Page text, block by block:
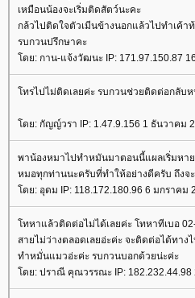
เหมือนน้องจะเริ่มติดสัตว์นะคะ
กล้วไปติดใจตัวเมีนข้างนอกแล้วไปทำเค้า
รบกวนปรึกษาคะ
ดย: กาน-แจ้งวัฒนะ IP: 171.97.150.87
ทรไปไม่ติดเลยค่ะ รบกวนช่วยติดต่อกลับห
ดย: กัญญ์วรา IP: 1.47.9.156 1 ธันวาคม
พาน้องหมาไปทำหมันมาตอนนี้แผลเริ่มห
หมอทุกท่านนะครับที่ทำให้อย่างดีครับ ถึงจ
ดย: อุดม IP: 118.172.180.96 6 มกราคม
ทหาแล้วติดต่อไม่ได้เลยค่ะ โทหาทีเบอ
สายไม่ว่างตลอดเลยอ่ะค่ะ จะติดต่อได้ทาง
ทำหมั่นแมวอ่ะค่ะ รบกวนบอกด้วยน่ะค่ะ
ดย: ปราณี คุณวรรณะ IP: 182.232.44.98